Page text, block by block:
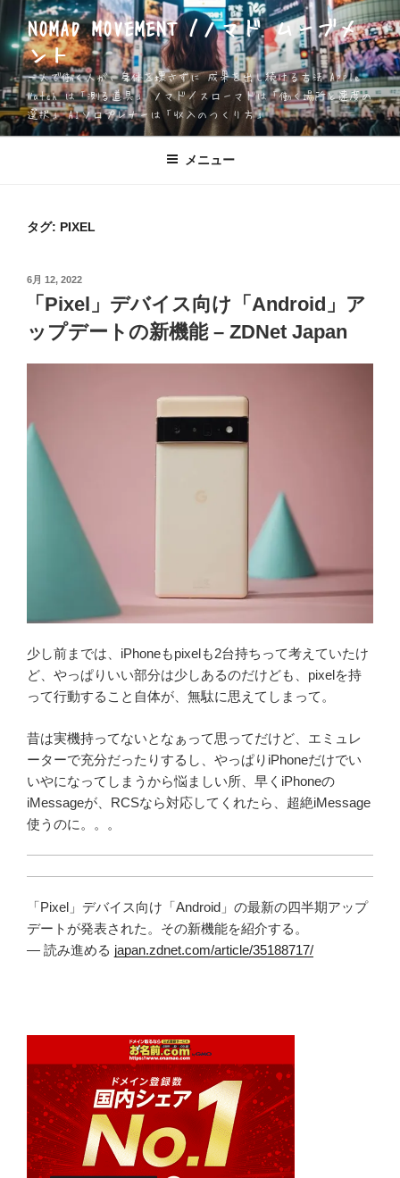
ン
テ
ン
ツ
へ
ス
NOMAD MOVEMENT /ノマド ムーブメ
ント
一人で働く人が、身体を壊さずに 成果を出し続ける方法 Apple
Watch は「測る道具」 ノマド／スローマドは「働く場所と速度の
選択」 AIソロプレナーは「収入のつくり方」
メニュー
タグ: PIXEL
投
6月 12, 2022
「Pixel」デバイス向け「Android」ア
ップデートの新機能 – ZDNet Japan
少し前までは、iPhoneもpixelも2台持ちって考えていたけ
ど、やっぱりいい部分は少しあるのだけども、pixelを持
って行動すること自体が、無駄に思えてしまって。
昔は実機持ってないとなぁって思ってだけど、エミュレ
ーターで充分だったりするし、やっぱりiPhoneだけでい
いやになってしまうから悩ましい所、早くiPhoneの
iMessageが、RCSなら対応してくれたら、超絶iMessage
使うのに。。。
「Pixel」デバイス向け「Android」の最新の四半期アップ
デートが発表された。その新機能を紹介する。
— 読み進める japan.zdnet.com/article/35188717/